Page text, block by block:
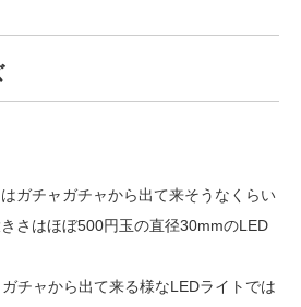
ガチャガチャから出て来そうなくらい
さはほぼ500円玉の直径30mmのLED
チャから出て来る様なLEDライトでは